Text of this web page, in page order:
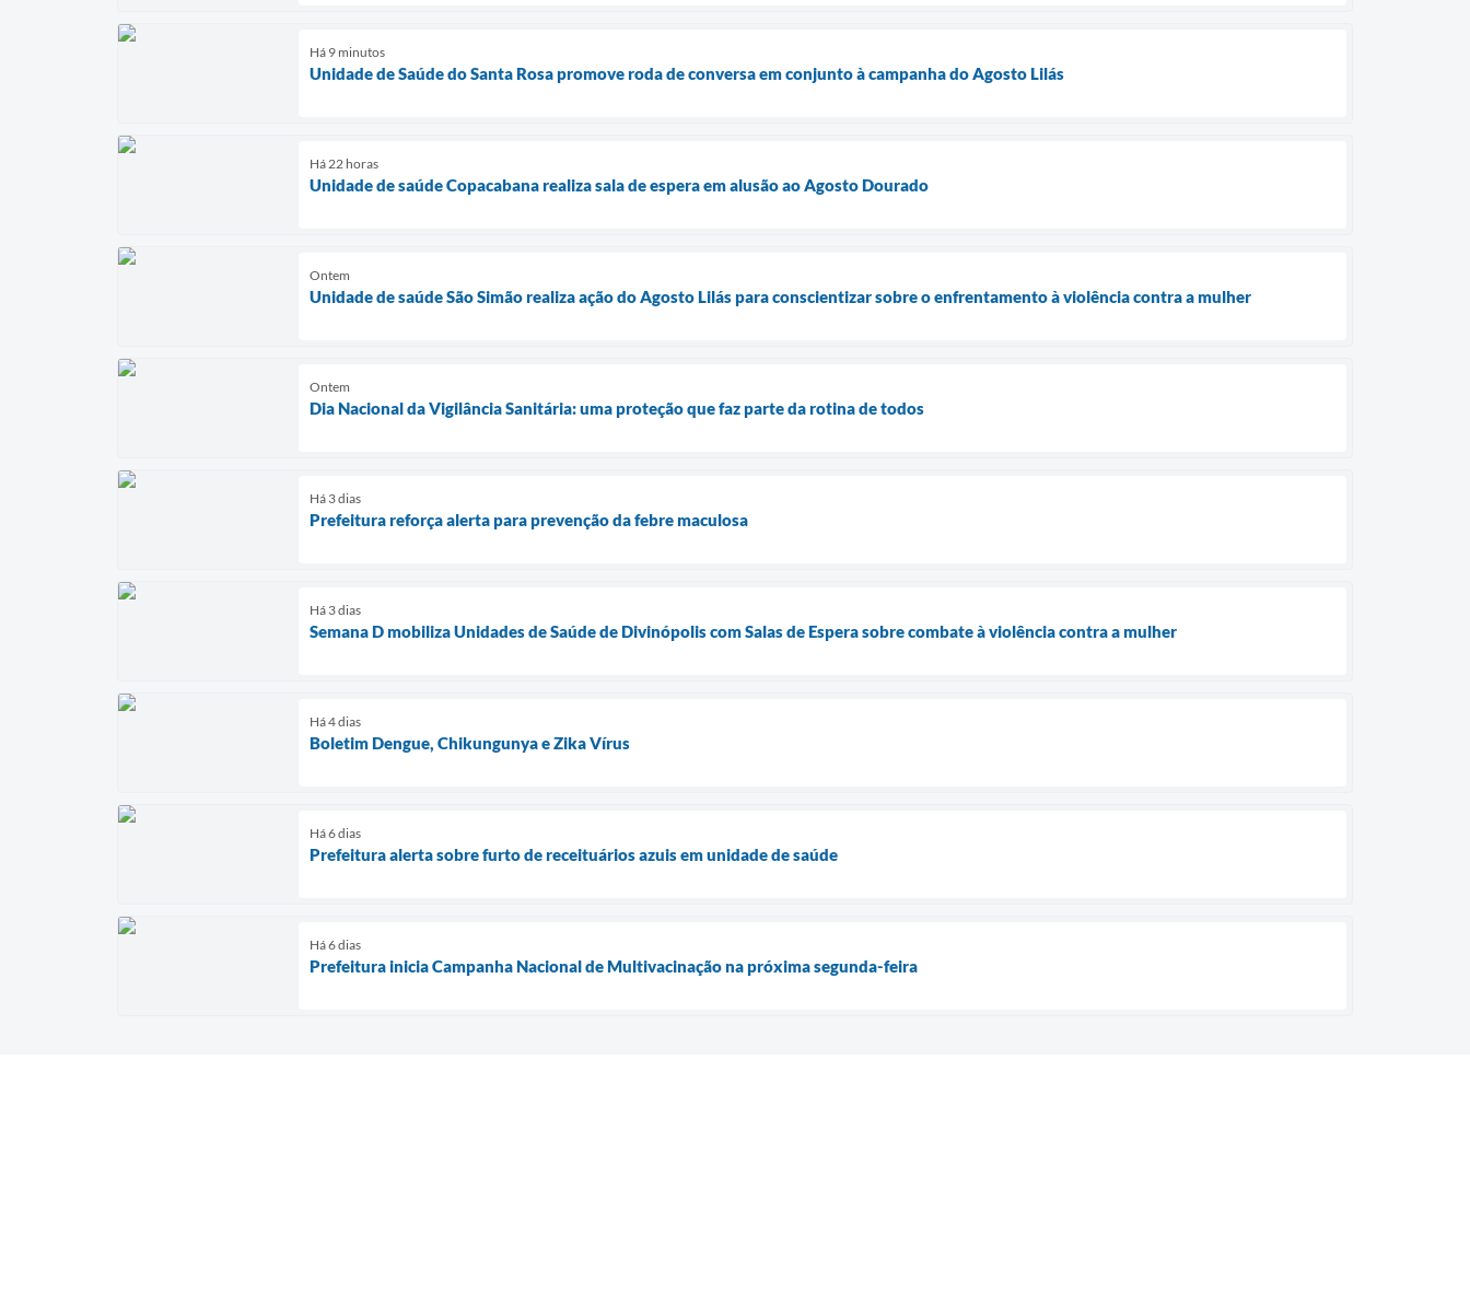
Há 9 minutos
Unidade de Saúde do Santa Rosa promove roda de conversa em conjunto à campanha do Agosto Lilás
Há 22 horas
Unidade de saúde Copacabana realiza sala de espera em alusão ao Agosto Dourado
Ontem
Unidade de saúde São Simão realiza ação do Agosto Lilás para conscientizar sobre o enfrentamento à violência contra a mulher
Ontem
Dia Nacional da Vigilância Sanitária: uma proteção que faz parte da rotina de todos
Há 3 dias
Prefeitura reforça alerta para prevenção da febre maculosa
Há 3 dias
Semana D mobiliza Unidades de Saúde de Divinópolis com Salas de Espera sobre combate à violência contra a mulher
Há 4 dias
Boletim Dengue, Chikungunya e Zika Vírus
Há 6 dias
Prefeitura alerta sobre furto de receituários azuis em unidade de saúde
Há 6 dias
Prefeitura inicia Campanha Nacional de Multivacinação na próxima segunda-feira